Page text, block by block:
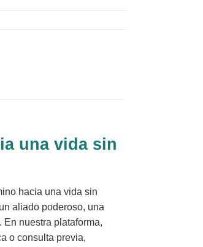
una vida sin
hacia una vida sin
aliado poderoso, una
nuestra plataforma,
o consulta previa,